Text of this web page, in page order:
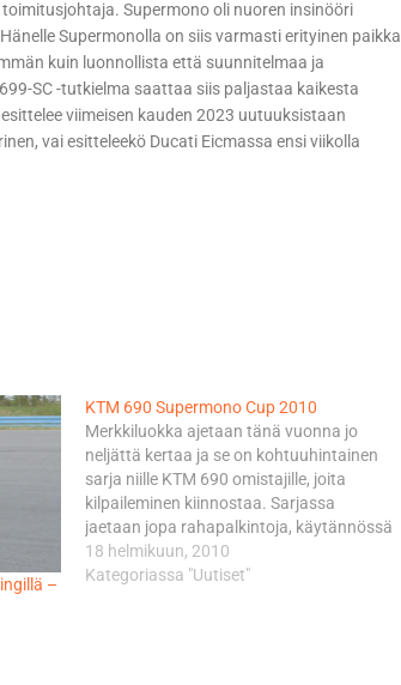
Supermono oli nuoren insinööri
Supermonolla on siis varmasti erityinen paikka
kuin luonnollista että suunnitelmaa ja
SC -tutkielma saattaa siis paljastaa kaikesta
viimeisen kauden 2023 uutuuksistaan
vai esitteleekö Ducati Eicmassa ensi viikolla
–
KTM 690 Supermono Cup 2010
Merkkiluokka ajetaan tänä vuonna jo
neljättä kertaa ja se on kohtuuhintainen
sarja niille KTM 690 omistajille, joita
kilpaileminen kiinnostaa. Sarjassa
jaetaan jopa rahapalkintoja, käytännössä
1500-200 kruunun arvoisia lahjakortteja
KTM:n PowerWear ja PowerParts
18 helmikuun, 2010
Kategoriassa "Uutiset"